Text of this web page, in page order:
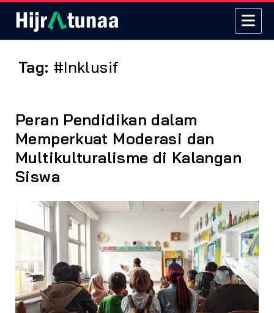
Tag: #Inklusif
Peran Pendidikan dalam
Memperkuat Moderasi dan
Multikulturalisme di Kalangan
Siswa